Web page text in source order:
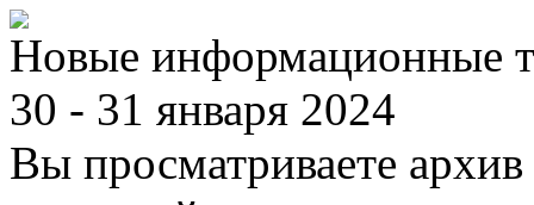
Новые информационные
30 - 31 января 2024
Вы просматриваете